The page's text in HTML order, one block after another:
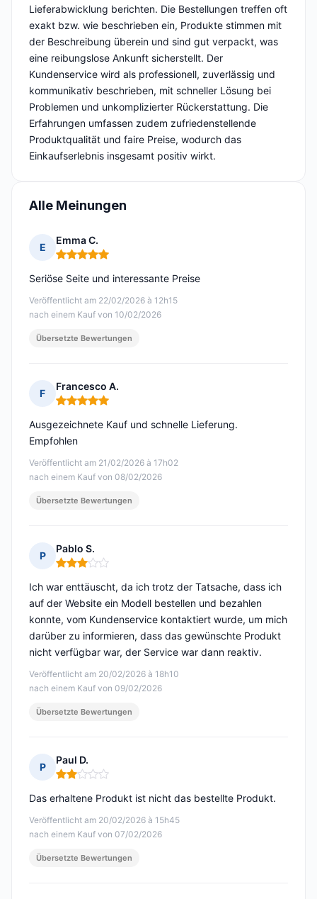
Lieferabwicklung berichten. Die Bestellungen treffen oft
exakt bzw. wie beschrieben ein, Produkte stimmen mit
der Beschreibung überein und sind gut verpackt, was
eine reibungslose Ankunft sicherstellt. Der
Kundenservice wird als professionell, zuverlässig und
kommunikativ beschrieben, mit schneller Lösung bei
Problemen und unkomplizierter Rückerstattung. Die
Erfahrungen umfassen zudem zufriedenstellende
Produktqualität und faire Preise, wodurch das
Einkaufserlebnis insgesamt positiv wirkt.
Alle Meinungen
E
Emma C.
Hinweis: 5 von 5
Veröffentlicht am 22/02/2026 à 12h15
nach einem Kauf von 10/02/2026
Seriöse Seite und interessante Preise
Übersetzte Bewertungen
F
Francesco A.
Hinweis: 5 von 5
Veröffentlicht am 21/02/2026 à 17h02
nach einem Kauf von 08/02/2026
Ausgezeichnete Kauf und schnelle Lieferung.
Empfohlen
Übersetzte Bewertungen
P
Pablo S.
Hinweis: 3 von 5
Veröffentlicht am 20/02/2026 à 18h10
nach einem Kauf von 09/02/2026
Ich war enttäuscht, da ich trotz der Tatsache, dass ich
auf der Website ein Modell bestellen und bezahlen
konnte, vom Kundenservice kontaktiert wurde, um mich
darüber zu informieren, dass das gewünschte Produkt
nicht verfügbar war, der Service war dann reaktiv.
Übersetzte Bewertungen
P
Paul D.
Hinweis: 2 von 5
Veröffentlicht am 20/02/2026 à 15h45
nach einem Kauf von 07/02/2026
Das erhaltene Produkt ist nicht das bestellte Produkt.
Übersetzte Bewertungen